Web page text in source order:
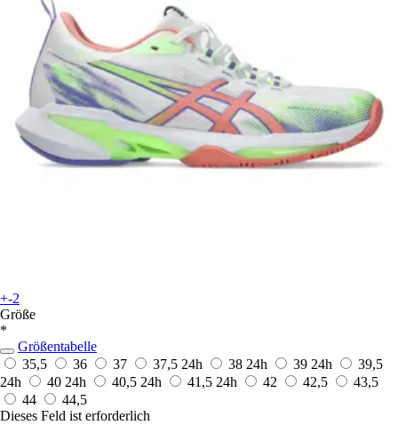
+-2
Größe
*
Größentabelle
35,5
36 37 37,5 24h 38 24h 39 24h
39,5
24h
40 24h 40,5 24h 41,5 24h 42 42,5
43,5
44
44,5
Dieses Feld ist erforderlich